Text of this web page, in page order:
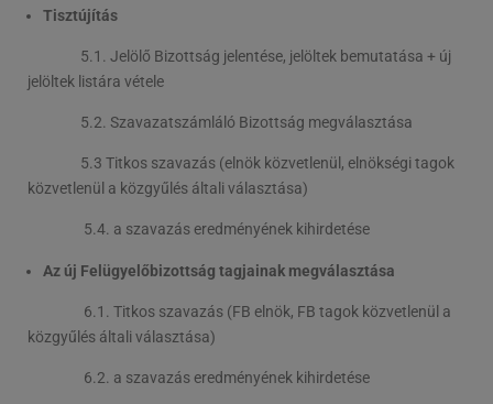
Tisztújítás
5.1. Jelölő Bizottság jelentése, jelöltek bemutatása + új
jelöltek listára vétele
5.2. Szavazatszámláló Bizottság megválasztása
5.3 Titkos szavazás (elnök közvetlenül, elnökségi tagok
közvetlenül a közgyűlés általi választása)
5.4. a szavazás eredményének kihirdetése
Az új Felügyelőbizottság tagjainak megválasztása
6.1. Titkos szavazás (FB elnök, FB tagok közvetlenül a
közgyűlés általi választása)
6.2. a szavazás eredményének kihirdetése